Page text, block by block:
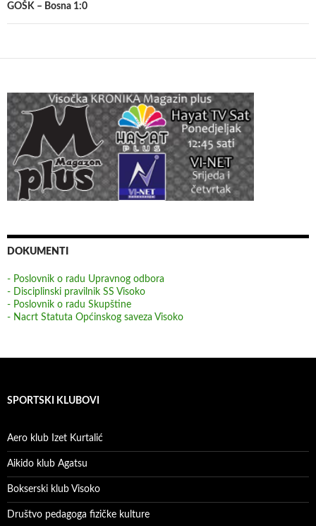
GOŠK – Bosna 1:0
DOKUMENTI
- Poslovnik o radu Upravnog odbora
- Disciplinski pravilnik SS Visoko
- Poslovnik o radu Skupštine
- Nacrt Statuta Općinskog saveza Visoko
SPORTSKI KLUBOVI
Aero klub Izet Kurtalić
Aikido klub Agatsu
Bokserski klub Visoko
Društvo pedagoga fizičke kulture